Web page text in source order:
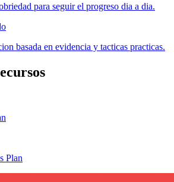
para seguir el progreso dia a dia.
basada en evidencia y tacticas practicas.
Plan